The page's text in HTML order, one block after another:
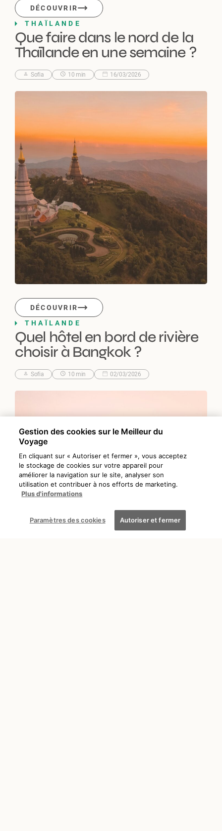
DÉCOUVRIR
THAÏLANDE
Que faire dans le nord de la
Thaïlande en une semaine ?
Sofia 10 min 16/03/2026
DÉCOUVRIR
THAÏLANDE
Quel hôtel en bord de rivière
choisir à Bangkok ?
Sofia 10 min 02/03/2026
Gestion des cookies sur le Meilleur du
Voyage
En cliquant sur « Autoriser et fermer », vous acceptez
le stockage de cookies sur votre appareil pour
améliorer la navigation sur le site, analyser son
utilisation et contribuer à nos efforts de marketing.
Plus d'informations
Paramètres des cookies Autoriser et fermer